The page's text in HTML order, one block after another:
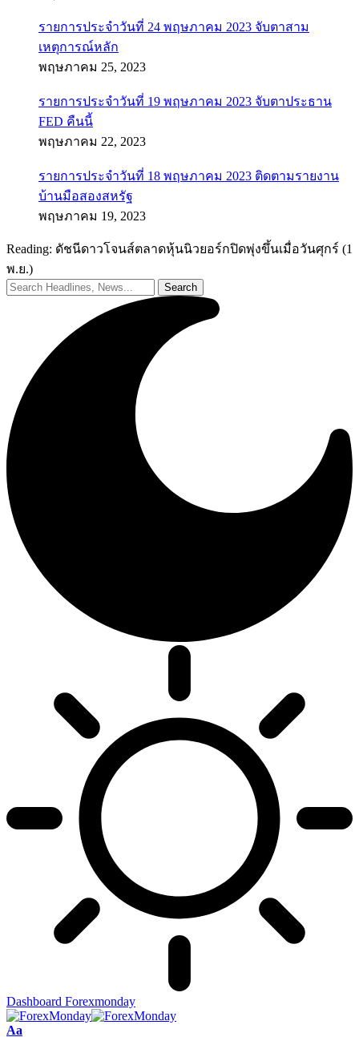
รายการประจำวันที่ 24 พฤษภาคม 2023 จับตาสาม
เหตุการณ์หลัก
พฤษภาคม 25, 2023
รายการประจำวันที่ 19 พฤษภาคม 2023 จับตาประธาน
FED คืนนี้
พฤษภาคม 22, 2023
รายการประจำวันที่ 18 พฤษภาคม 2023 ติดตามรายงาน
บ้านมือสองสหรัฐ
พฤษภาคม 19, 2023
Reading: ดัชนีดาวโจนส์ตลาดหุ้นนิวยอร์กปิดพุ่งขึ้นเมื่อวันศุกร์ (1
พ.ย.)
Dashboard Forexmonday
Aa